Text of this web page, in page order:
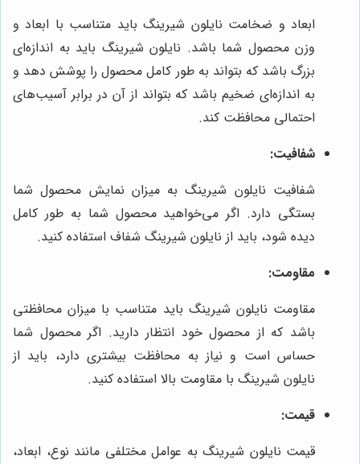
ابعاد و ضخامت نایلون شیرینگ باید متناسب با ابعاد و
وزن محصول شما باشد. نایلون شیرینگ باید به اندازه‌ای
بزرگ باشد که بتواند به طور کامل محصول را پوشش دهد و
به اندازه‌ای ضخیم باشد که بتواند از آن در برابر آسیب‌های
احتمالی محافظت کند.
شفافیت:
شفافیت نایلون شیرینگ به میزان نمایش محصول شما
بستگی دارد. اگر می‌خواهید محصول شما به طور کامل
دیده شود، باید از نایلون شیرینگ شفاف استفاده کنید.
مقاومت:
مقاومت نایلون شیرینگ باید متناسب با میزان محافظتی
باشد که از محصول خود انتظار دارید. اگر محصول شما
حساس است و نیاز به محافظت بیشتری دارد، باید از
نایلون شیرینگ با مقاومت بالا استفاده کنید.
قیمت:
قیمت نایلون شیرینگ به عوامل مختلفی مانند نوع، ابعاد،